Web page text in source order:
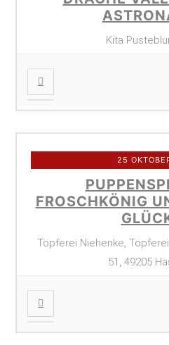
Kita
25
FROSCHKÖNIG
Töpferei Niehenke,
51, 49205